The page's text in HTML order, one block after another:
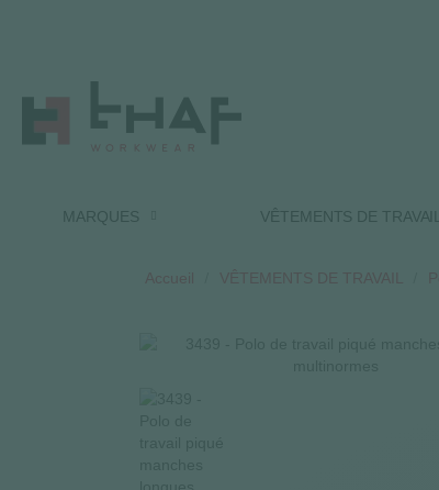
MARQUES VÊTEMENTS DE
Accueil VÊTEMENTS DE TRAVAIL